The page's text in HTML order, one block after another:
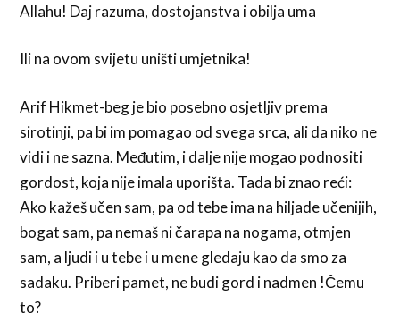
Allahu! Daj razuma, dostojanstva i obilja uma
Ili na ovom svijetu uništi umjetnika!
Arif Hikmet-beg je bio posebno osjetljiv prema
sirotinji, pa bi im pomagao od svega srca, ali da niko ne
vidi i ne sazna. Međutim, i dalje nije mogao podnositi
gordost, koja nije imala uporišta. Tada bi znao reći:
Ako kažeš učen sam, pa od tebe ima na hiljade učenijih,
bogat sam, pa nemaš ni čarapa na nogama, otmjen
sam, a ljudi i u tebe i u mene gledaju kao da smo za
sadaku. Priberi pamet, ne budi gord i nadmen !Čemu
to?